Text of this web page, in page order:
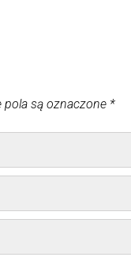
pola są oznaczone *